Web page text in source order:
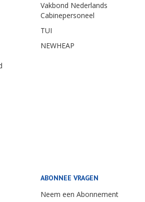
Vakbond Nederlands
Cabinepersoneel
TUI
NEWHEAP
ABONNEE VRAGEN
Neem een Abonnement